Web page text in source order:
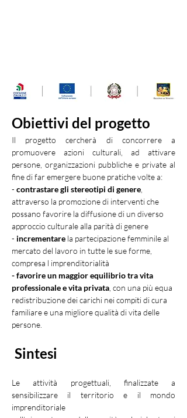
Obiettivi del progetto
Il progetto cercherà di concorrere a
promuovere azioni culturali, ad attivare
persone, organizzazioni pubbliche e private al
fine di far emergere buone pratiche volte a:
- contrastare gli stereotipi di genere
attraverso la promozione di interventi che
possano favorire la diffusione di un diverso
approccio culturale alla parità di genere
- incrementare la partecipazione femminile al
mercato del lavoro in tutte le sue forme,
compresa l imprenditorialità
- favorire un maggior equilibrio tra vita
professionale e vita privata , con una più equa
redistribuzione dei carichi nei compiti di cura
familiare e una migliore qualità di vita delle
persone
Sintesi
Le attività progettuali, finalizzate a
sensibilizzare il territorio e il mondo
imprenditoriale